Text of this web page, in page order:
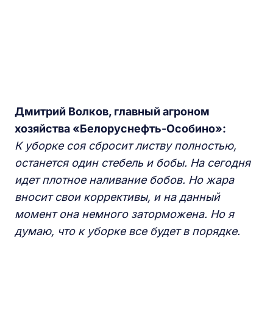
Дмитрий Волков, главный агроном
хозяйства «Белоруснефть-Особино»:
К уборке соя сбросит листву полностью,
останется один стебель и бобы. На сегодня
идет плотное наливание бобов. Но жара
вносит свои коррективы, и на данный
момент она немного заторможена. Но я
думаю, что к уборке все будет в порядке.